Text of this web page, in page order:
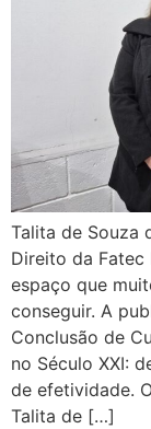
Talita de Souza
Direito da
espaço que
conseguir. A
Conclusão de
no Século XXI:
de efetividade.
Talita de […]